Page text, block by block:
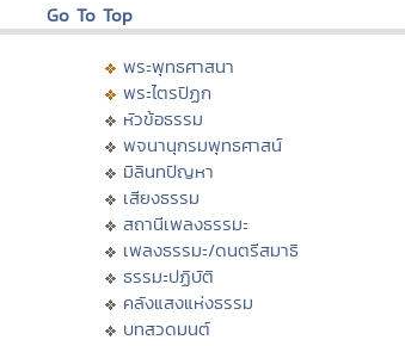
Go To Top
พระพุทธศาสนา
พระไตรปิฏก
หัวข้อธรรม
พจนานุกรมพุทธศาสน์
มิลินทปัญหา
เสียงธรรม
สถานีเพลงธรรมะ
เพลงธรรมะ/ดนตรีสมาธิ
ธรรมะปฏิบัติ
คลังแสงแห่งธรรม
บทสวดมนต์